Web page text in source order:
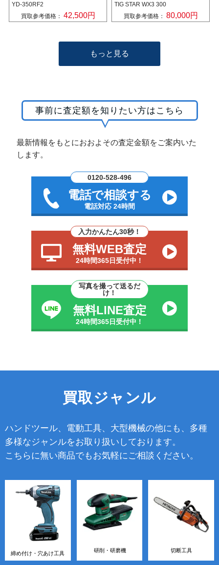
YD-350RF2
買取参考価格： 42,500円
TIG STAR WX3 300
買取参考価格： 80,000円
もっと見る
事前に査定額を知りたい方はこちら
最新情報をもとにおおよその査定金額をご案内いた
します。
0120-528-496
電話で相談する
電話対応 24時間
入力かんたん30秒！
無料WEB査定
24時間365日受付中！
写真を撮って送るだ
け！
無料LINE査定
24時間365日受付中！
買取ジャンル
ハンドツール、電動工具、大型機械の他にも、多種
多様なジャンルをお取り扱いしております。
こちらに無い商品でもお気軽にご相談ください。
締め付け・穴あけ工具 研削・研磨機 切断工具